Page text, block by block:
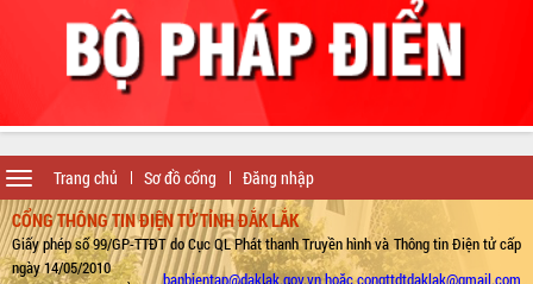
Trang chủ Sơ đồ cổng Đăng nhập
Toggle
navigation
CỔNG THÔNG TIN ĐIỆN TỬ TỈNH ĐẮK LẮK
Giấy phép số 99/GP-TTĐT do Cục QL Phát thanh Truyền hình và Thông tin Điện tử cấp
ngày 14/05/2010
banbientap@daklak.gov.vn hoặc congttdtdaklak@gmail.com